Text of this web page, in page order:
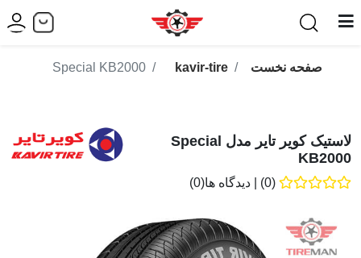
صفحه نخست kavir-tire
Special KB2000
لاستیک کویر تایر مدل Special
KB2000
(0) دیدگاه ها(0)